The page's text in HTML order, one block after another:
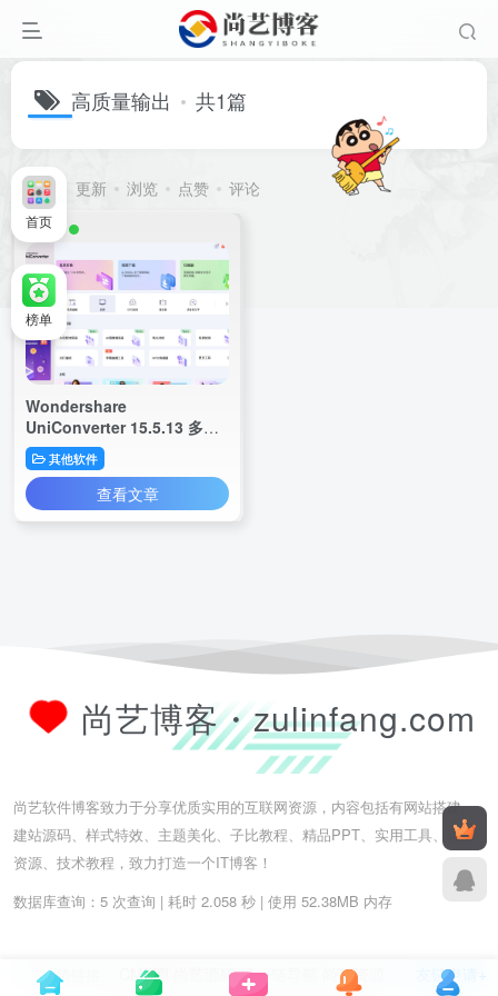
高质量输出 共1篇
排序 更新 浏览 点赞 评论
Wondershare
UniConverter 15.5.13 多媒
体工具箱
其他软件
查看文章
尚艺博客・zulinfang.com
尚艺软件博客致力于分享优质实用的互联网资源，内容包括有网站搭建、
建站源码、样式特效、主题美化、子比教程、精品PPT、实用工具、素材
资源、技术教程，致力打造一个IT博客！
数据库查询：5 次查询 | 耗时 2.058 秒 | 使用 52.38MB 内存
友情链接： CMS圈 尚艺源码 链一链导航 尚艺资源 友链申请+
首页
榜单